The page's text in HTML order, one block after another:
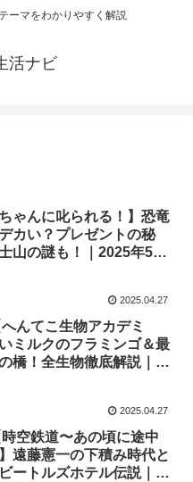
ーマをわかりやすく解説
活ナビ
ちゃんに叱られる！】恐竜
カい？プレゼントの秘
山の謎も！｜2025年5月
2025.04.27
んてこ生物アカデミ
ミルクのフラミンゴ＆最
橋！全生物徹底解説｜
2025.04.27
空鉄道〜あの頃に途中
遠藤憲一の下積み時代と
ートルズホテル伝説｜